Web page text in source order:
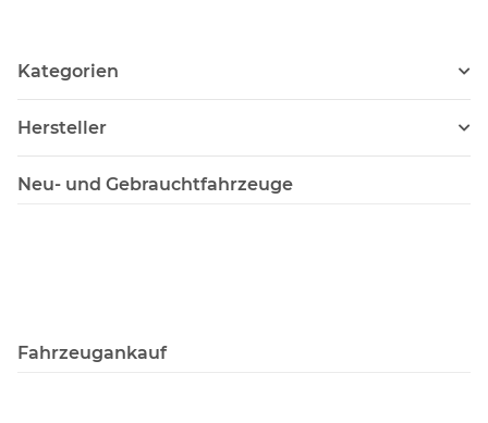
Kategorien
Hersteller
Neu- und Gebrauchtfahrzeuge
Fahrzeugankauf